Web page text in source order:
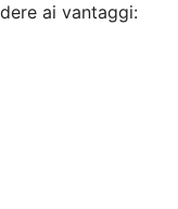
ai vantaggi: